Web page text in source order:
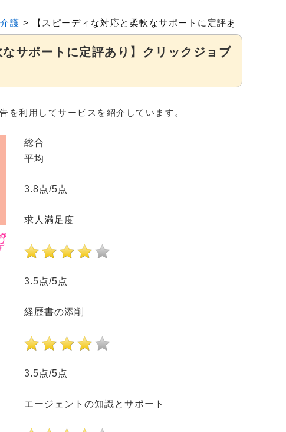
護 > 【スピーディな対応と柔軟なサポートに定評あり】クリ
なサポートに定評あり】クリックジョブ
を利用してサービスを紹介しています。
総合
平均
3.8点/5点
求人満足度
3.5点/5点
経歴書の添削
3.5点/5点
エージェントの知識とサポート